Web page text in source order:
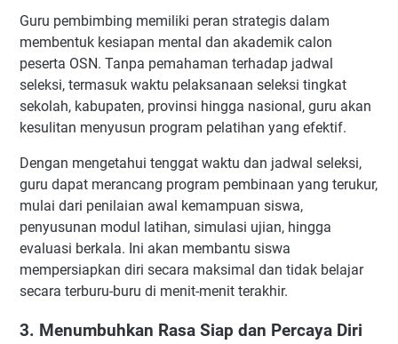
Guru pembimbing memiliki peran strategis dalam
membentuk kesiapan mental dan akademik calon
peserta OSN. Tanpa pemahaman terhadap jadwal
seleksi, termasuk waktu pelaksanaan seleksi tingkat
sekolah, kabupaten, provinsi hingga nasional, guru akan
kesulitan menyusun program pelatihan yang efektif.
Dengan mengetahui tenggat waktu dan jadwal seleksi,
guru dapat merancang program pembinaan yang terukur,
mulai dari penilaian awal kemampuan siswa,
penyusunan modul latihan, simulasi ujian, hingga
evaluasi berkala. Ini akan membantu siswa
mempersiapkan diri secara maksimal dan tidak belajar
secara terburu-buru di menit-menit terakhir.
3. Menumbuhkan Rasa Siap dan Percaya Diri